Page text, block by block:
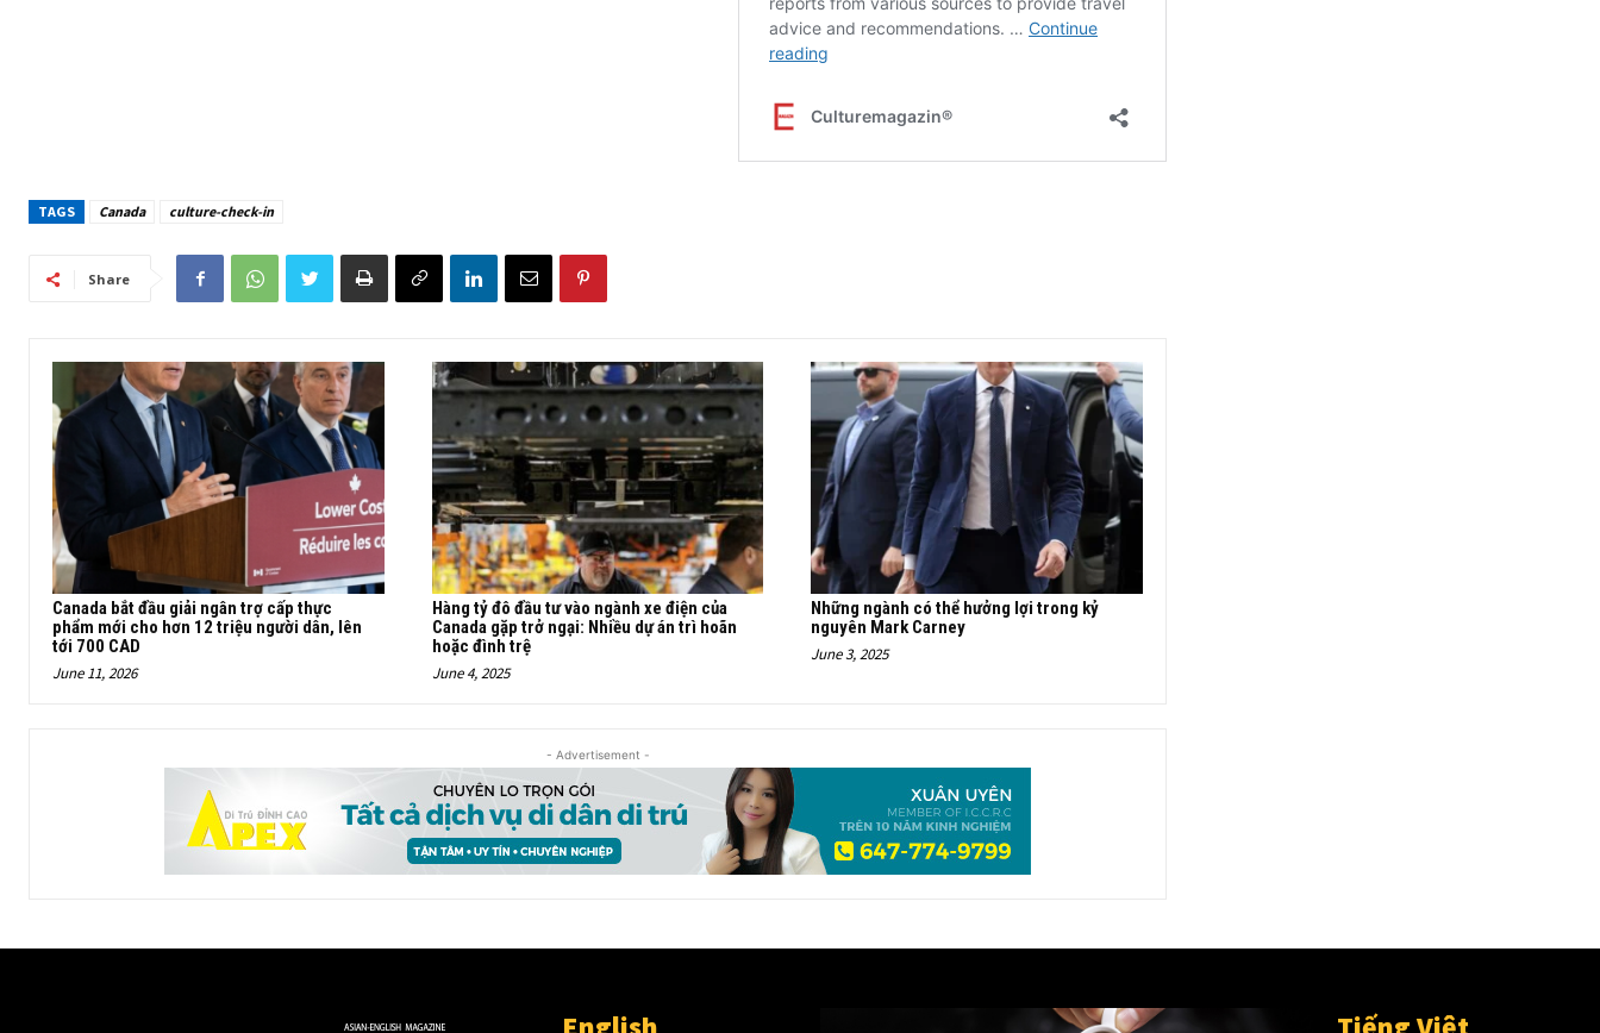
TAGS Canada culture-check-in
Share
Canada bắt đầu giải ngân trợ cấp thực
phẩm mới cho hơn 12 triệu người dân, lên
tới 700 CAD
June 11, 2026
Hàng tỷ đô đầu tư vào ngành xe điện của
Canada gặp trở ngại: Nhiều dự án trì hoãn
hoặc đình trệ
June 4, 2025
Những ngành có thể hưởng lợi trong kỷ
nguyên Mark Carney
June 3, 2025
- Advertisement -